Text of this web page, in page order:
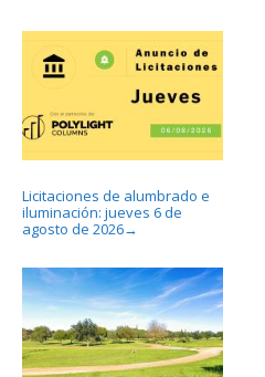
Licitaciones de alumbrado e
iluminación: jueves 6 de
agosto de 2026→